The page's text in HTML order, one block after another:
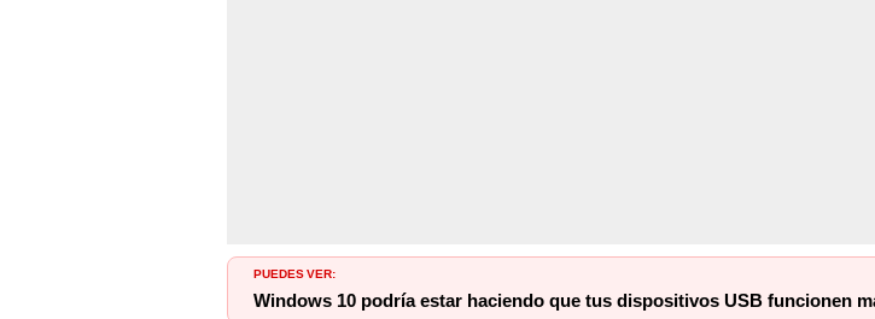
PUEDES VER:
Windows 10 podría estar haciendo que tus dispositivos USB funcionen